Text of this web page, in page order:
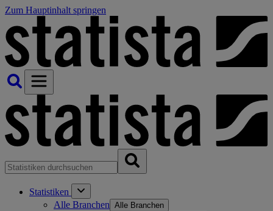
Zum Hauptinhalt springen
Statistiken
Alle Branchen Alle Branchen